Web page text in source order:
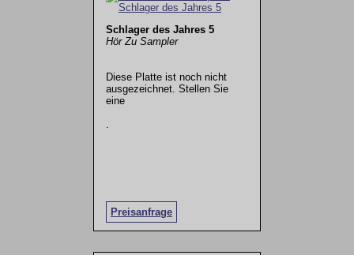
Schlager des Jahres 5
Hör Zu Sampler
Diese Platte ist noch nicht
ausgezeichnet. Stellen Sie
eine
Preisanfrage